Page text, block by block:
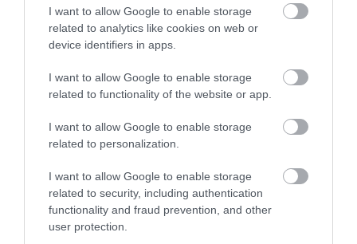
I want to allow Google to enable storage
related to analytics like cookies on web or
device identifiers in apps.
I want to allow Google to enable storage
related to functionality of the website or app.
I want to allow Google to enable storage
related to personalization.
I want to allow Google to enable storage
related to security, including authentication
functionality and fraud prevention, and other
user protection.